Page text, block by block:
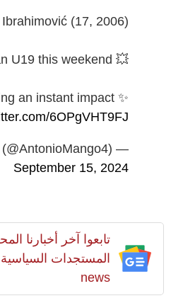
(17, 2006)
U19 this weekend 💥
an instant impact ✨
6OPgVHT9FJ
— António Mango (@AntonioMango4)
September 15, 2024
تابعوا آخر أخبارنا
news